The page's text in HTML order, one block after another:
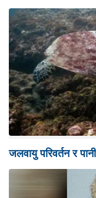
जलवायु परिवर्तन र